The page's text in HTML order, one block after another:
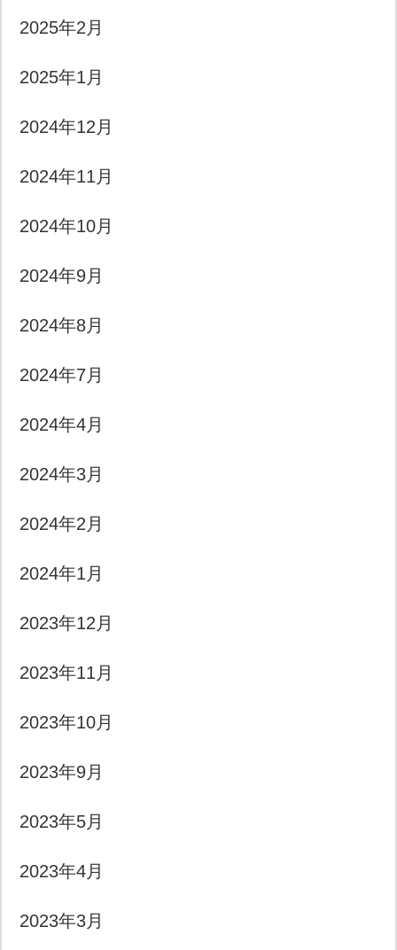
2025年2月
2025年1月
2024年12月
2024年11月
2024年10月
2024年9月
2024年8月
2024年7月
2024年4月
2024年3月
2024年2月
2024年1月
2023年12月
2023年11月
2023年10月
2023年9月
2023年5月
2023年4月
2023年3月